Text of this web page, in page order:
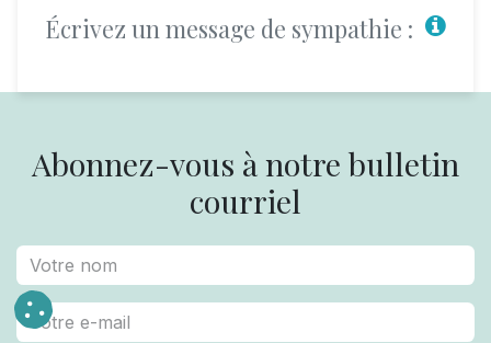
Écrivez un message de sympathie :
Abonnez-vous à notre bulletin
courriel